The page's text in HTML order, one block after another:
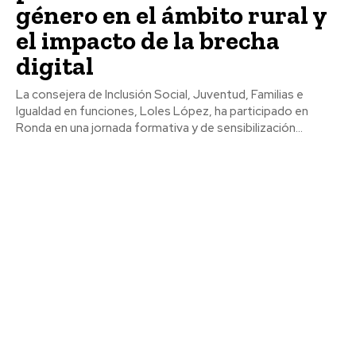
género en el ámbito rural y
el impacto de la brecha
digital
La consejera de Inclusión Social, Juventud, Familias e
Igualdad en funciones, Loles López, ha participado en
Ronda en una jornada formativa y de sensibilización...